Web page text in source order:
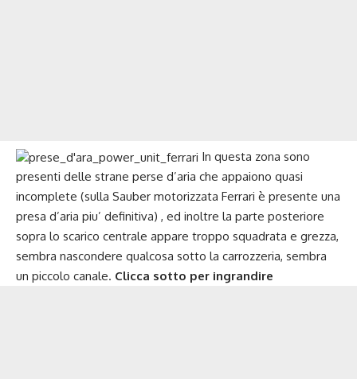
In questa zona sono
presenti delle strane perse d’aria che appaiono quasi
incomplete (sulla Sauber motorizzata Ferrari è presente una
presa d’aria piu’ definitiva) , ed inoltre la parte posteriore
sopra lo scarico centrale appare troppo squadrata e grezza,
sembra nascondere qualcosa sotto la carrozzeria, sembra
un piccolo canale. Clicca sotto per ingrandire